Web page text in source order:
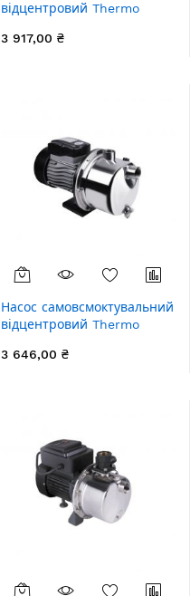
відцентровий Thermo
кВт
3 917,00 ₴
Насос самовсмоктувальний
відцентровий Thermo
квт
3 646,00 ₴